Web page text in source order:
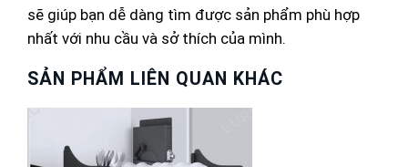
sẽ giúp bạn dễ dàng tìm được sản phẩm phù hợp
nhất với nhu cầu và sở thích của mình.
SẢN PHẨM LIÊN QUAN KHÁC